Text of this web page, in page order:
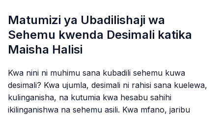
Matumizi ya Ubadilishaji wa
Sehemu kwenda Desimali katika
Maisha Halisi
Kwa nini ni muhimu sana kubadili sehemu kuwa
desimali? Kwa ujumla, desimali ni rahisi sana kuelewa,
kulinganisha, na kutumia kwa hesabu sahihi
ikilinganishwa na sehemu asili. Kwa mfano, jaribu